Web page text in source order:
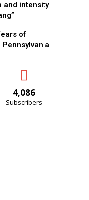
and intensity
of
4,086
Subscribers